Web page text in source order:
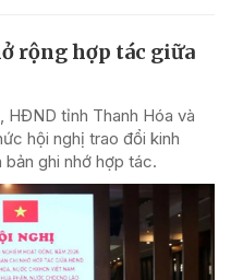
rộng hợp tác giữa
HĐND tỉnh Thanh Hóa và
hội nghị trao đổi kinh
ghi nhớ hợp tác.